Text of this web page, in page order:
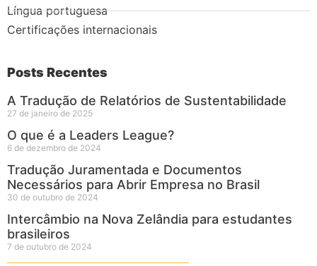
Língua portuguesa
Certificações internacionais
Posts Recentes
A Tradução de Relatórios de Sustentabilidade
27 de janeiro de 2025
O que é a Leaders League?
6 de dezembro de 2024
Tradução Juramentada e Documentos
Necessários para Abrir Empresa no Brasil
30 de outubro de 2024
Intercâmbio na Nova Zelândia para estudantes
brasileiros
7 de outubro de 2024